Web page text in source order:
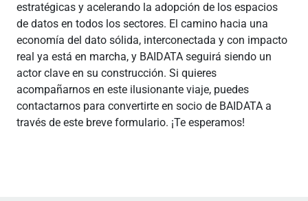
estratégicas y acelerando la adopción de los espacios
de datos en todos los sectores. El camino hacia una
economía del dato sólida, interconectada y con impacto
real ya está en marcha, y BAIDATA seguirá siendo un
actor clave en su construcción. Si quieres
acompañarnos en este ilusionante viaje, puedes
contactarnos para convertirte en socio de BAIDATA a
través de este breve formulario. ¡Te esperamos!